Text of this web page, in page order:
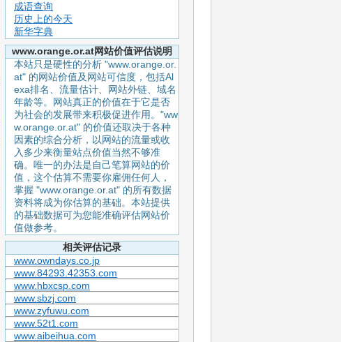
成语查询
历史上的今天
新华字典
www.orange.or.at网站价值评估说明
本站只是硬性的分析 "www.orange.or.
at" 的网站价值及网站可信度，包括Al
exa排名、流量估计、网站外链、域名
年龄等。网站真正的价值在于它是否
为社会的发展带来积极促进作用。"ww
w.orange.or.at" 的价值还取决于各种
因素的综合分析，以网站的流量或收
入多少来衡量站点价值当然不够准
确。唯一的办法是自己笔算网站的价
值，这个估算不需要你雇佣任何人，
掌握 "www.orange.or.at" 的所有数据
资料将成为你估算的基础。本站提供
的基础数据可为您能准确评估网站价
值做参考。
相关评估记录
www.owndays.co.jp
www.84293.42353.com
www.hbxcsp.com
www.sbzj.com
www.zyfuwu.com
www.52t1.com
www.aibeihua.com